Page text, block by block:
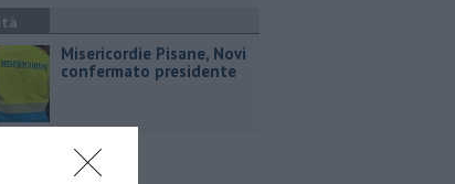
Misericordie Pisane, Novi
confermato presidente